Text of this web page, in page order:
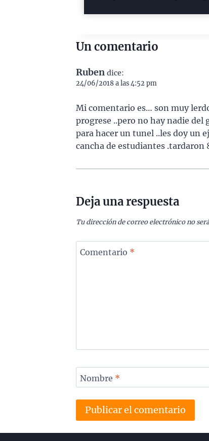
Un comentario
Ruben dice:
24/06/2018 a las 4:52 pm
Mi comentario es… son muy
progrese ..pero no hay nadie del
para hacer un tunel ..les doy un
cancha de estudiantes .tardaron
Deja una respuesta
Tu dirección de correo electrónico no
Comentario *
Nombre *